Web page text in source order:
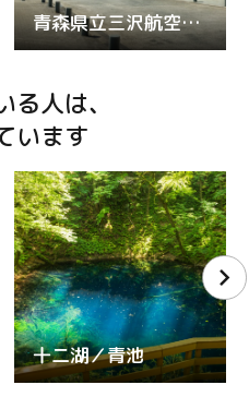
青森県立三沢航空科学館
人は、
います
十二湖／青池